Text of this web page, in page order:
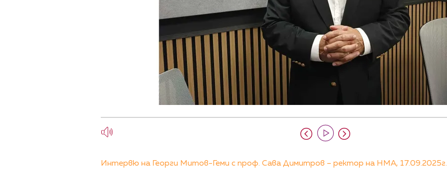
Интервю на Георги Митов-Геми с проф. Сава Димитров – ректор на НМА, 17.09.2025г.